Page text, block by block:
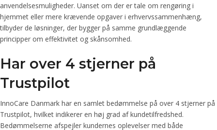
anvendelsesmuligheder. Uanset om der er tale om rengøring i
hjemmet eller mere krævende opgaver i erhvervssammenhæng,
tilbyder de løsninger, der bygger på samme grundlæggende
principper om effektivitet og skånsomhed.
Har over 4 stjerner på
Trustpilot
InnoCare Danmark har en samlet bedømmelse på over 4 stjerner på
Trustpilot, hvilket indikerer en høj grad af kundetilfredshed.
Bedømmelserne afspejler kundernes oplevelser med både